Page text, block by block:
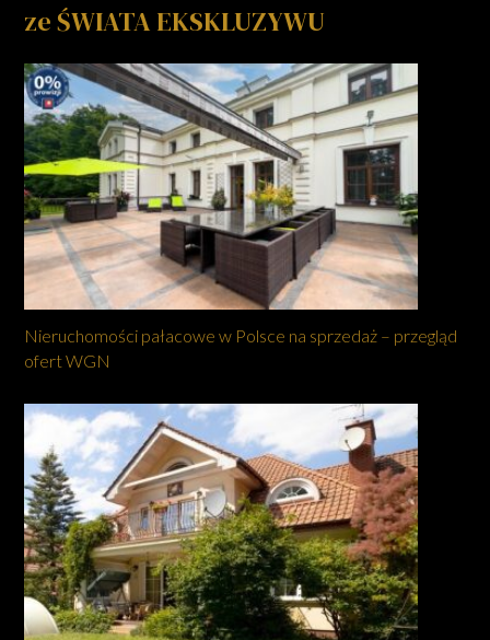
ze ŚWIATA EKSKLUZYWU
Nieruchomości pałacowe w Polsce na sprzedaż – przegląd
ofert WGN